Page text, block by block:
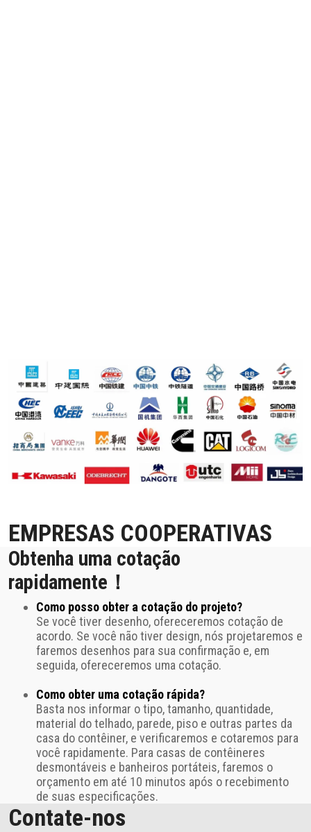
EMPRESAS COOPERATIVAS
Obtenha uma cotação
rapidamente！
Como posso obter a cotação do projeto?
Se você tiver desenho, ofereceremos cotação de
acordo. Se você não tiver design, nós projetaremos e
faremos desenhos para sua confirmação e, em
seguida, ofereceremos uma cotação.
Como obter uma cotação rápida?
Basta nos informar o tipo, tamanho, quantidade,
material do telhado, parede, piso e outras partes da
casa do contêiner, e verificaremos e cotaremos para
você rapidamente. Para casas de contêineres
desmontáveis e banheiros portáteis, faremos o
orçamento em até 10 minutos após o recebimento
de suas especificações.
Contate-nos